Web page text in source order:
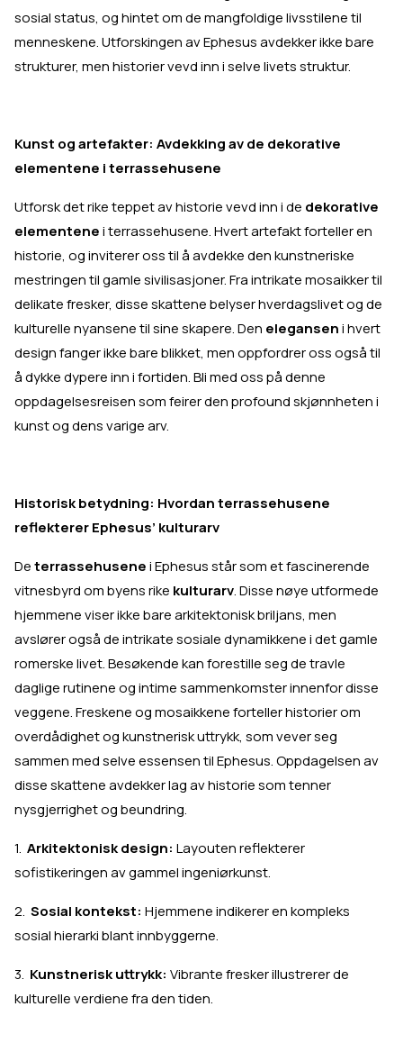
sosial status, og hintet om de mangfoldige livsstilene til
menneskene. Utforskingen av Ephesus avdekker ikke bare
strukturer, men historier vevd inn i selve livets struktur.
Kunst og artefakter: Avdekking av de dekorative
elementene i terrassehusene
Utforsk det rike teppet av historie vevd inn i de dekorative
elementenei terrassehusene. Hvert artefakt forteller en
historie, og inviterer oss til å avdekke den kunstneriske
mestringen til gamle sivilisasjoner. Fra intrikate mosaikker til
delikate fresker, disse skattene belyser hverdagslivet og de
kulturelle nyansene til sine skapere. Den eleganseni hvert
design fanger ikke bare blikket, men oppfordrer oss også til
å dykke dypere inn i fortiden. Bli med oss på denne
oppdagelsesreisen som feirer den profound skjønnheten i
kunst og dens varige arv.
Historisk betydning: Hvordan terrassehusene
reflekterer Ephesus’ kulturarv
Deterrassehusenei Ephesus står som et fascinerende
vitnesbyrd om byens rike kulturarv. Disse nøye utformede
hjemmene viser ikke bare arkitektonisk briljans, men
avslører også de intrikate sosiale dynamikkene i det gamle
romerske livet. Besøkende kan forestille seg de travle
daglige rutinene og intime sammenkomster innenfor disse
veggene. Freskene og mosaikkene forteller historier om
overdådighet og kunstnerisk uttrykk, som vever seg
sammen med selve essensen til Ephesus. Oppdagelsen av
disse skattene avdekker lag av historie som tenner
nysgjerrighet og beundring.
1. Arkitektonisk design: Layouten reflekterer
sofistikeringen av gammel ingeniørkunst.
2. Sosial kontekst: Hjemmene indikerer en kompleks
sosial hierarki blant innbyggerne.
3. Kunstnerisk uttrykk: Vibrante fresker illustrerer de
kulturelle verdiene fra den tiden.